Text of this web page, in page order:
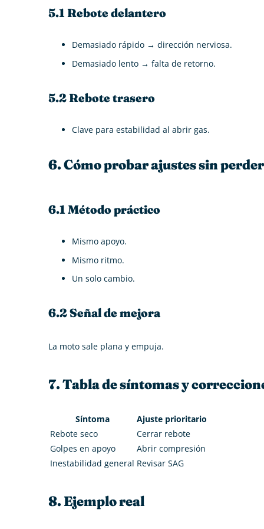
5.1 Rebote delantero
Demasiado rápido → dirección nerviosa.
Demasiado lento → falta de retorno.
5.2 Rebote trasero
Clave para estabilidad al abrir gas.
6. Cómo probar ajustes sin
6.1 Método práctico
Mismo apoyo.
Mismo ritmo.
Un solo cambio.
6.2 Señal de mejora
La moto sale plana y empuja.
7. Tabla de síntomas y
Síntoma
Ajuste prioritario
Rebote seco
Cerrar rebote
Golpes en apoyo
Abrir compresión
Inestabilidad general Revisar SAG
8. Ejemplo real